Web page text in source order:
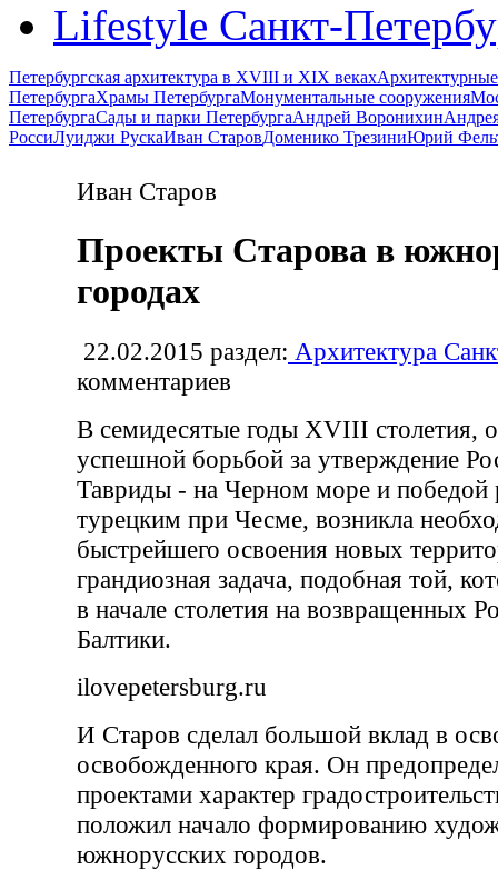
Lifestyle Санкт-
Петербургская архитектура в XVIII и XIX веках
ПетербургаХрамы ПетербургаМонументальные сооружения
ПетербургаСады и парки ПетербургаАндрей Воронихин
РоссиЛуиджи РускаИван СтаровДоменико ТрезиниЮрий
Иван Старов
Проекты Старова в
городах
22.02.2015 раздел: Архитектура
комментариев
В семидесятые годы XVIII столетия,
успешной борьбой за утверждение
Тавриды - на Черном море и победой
турецким при Чесме, возникла
быстрейшего освоения новых
грандиозная задача, подобная той,
в начале столетия на возвращенных
Балтики.
ilovepetersburg.ru
И Старов сделал большой вклад в
освобожденного края. Он
проектами характер
положил начало формированию
южнорусских городов.